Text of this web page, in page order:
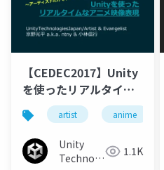
【CEDEC2017】Unity
を使ったリアルタイム
なアニメ映像表現
artist anime
Unity
Technologies 1.1K